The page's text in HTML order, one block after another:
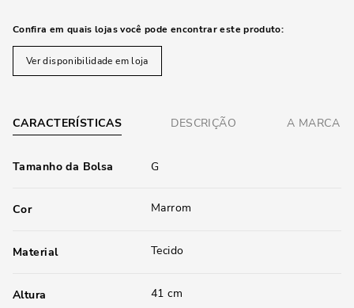
Confira em quais lojas você pode encontrar este produto:
Ver disponibilidade em loja
CARACTERÍSTICAS DESCRIÇÃO A MARCA
Tamanho da Bolsa G
Cor Marrom
Material Tecido
Altura 41 cm